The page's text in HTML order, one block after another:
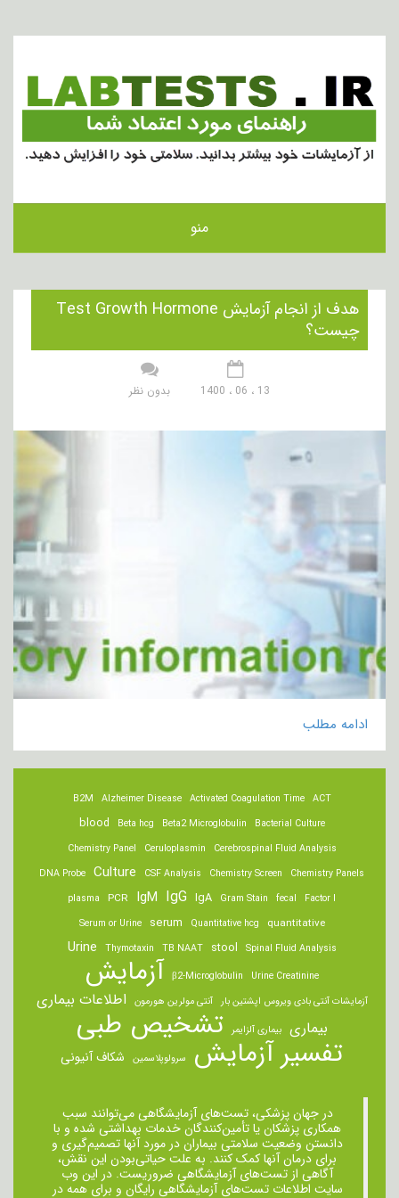
منو
هدف از انجام آزمایش Test Growth Hormone
چیست؟
13 ، 06 ، 1400 بدون نظر
ادامه مطلب
ACT
Activated Coagulation Time
Alzheimer Disease
B2M
Bacterial Culture
Beta2 Microglobulin
Beta hcg
blood
Cerebrospinal Fluid Analysis
Ceruloplasmin
Chemistry Panel
Chemistry Panels
Chemistry Screen
CSF Analysis
Culture
DNA Probe
Factor I
fecal
Gram Stain
IgA
IgG
IgM
PCR
plasma
quantitative
Quantitative hcg
serum
Serum or Urine
Spinal Fluid Analysis
stool
TB NAAT
Thymotaxin
Urine
Urine Creatinine
β2-Microglobulin آزمایش
آزمایشات آنتی بادی ویروس اپشتین بار آنتی مولرین هورمون اطلاعات بیماری
بیماری بیماری آلزایمر تشخیص طبی
تفسیر آزمایش سرولوپلاسمین شکاف آنیونی
در جهان پزشکی، تست‌های آزمایشگاهی می‌توانند سبب
همکاری پزشکان یا تأمین‌کنندگان خدمات بهداشتی شده و با
دانستن وضعیت سلامتی بیماران در مورد آنها تصمیم‌گیری و
برای درمان ‌آنها کمک کنند. به علت حیاتی‌بودن این نقش،
آگاهی از تست‌های آزمایشگاهی ضروریست. در این وب
سایت اطلاعات تست‌های آزمایشگاهی رایگان و برای همه در